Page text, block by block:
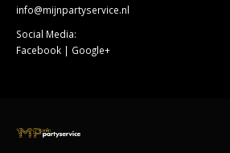
info@mijnpartyservice.nl
Social Media:
Facebook | Google+